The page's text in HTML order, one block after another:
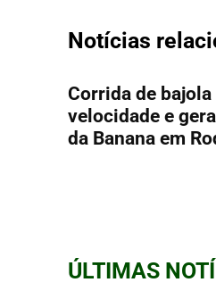
Notícias
Corrida de
velocidade e
da Banana em
ÚLTIMAS